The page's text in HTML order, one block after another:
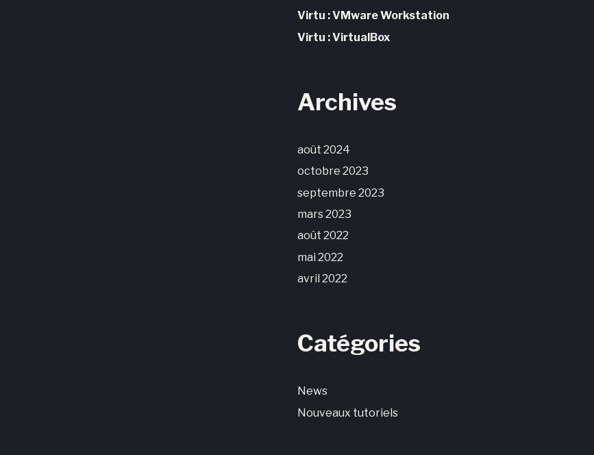
Virtu : VMware Workstation
Virtu : VirtualBox
Archives
août 2024
octobre 2023
septembre 2023
mars 2023
août 2022
mai 2022
avril 2022
Catégories
News
Nouveaux tutoriels